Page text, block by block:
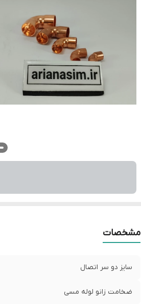
مشخصات
سایز دو سر اتصال
ضخامت زانو لوله مسی